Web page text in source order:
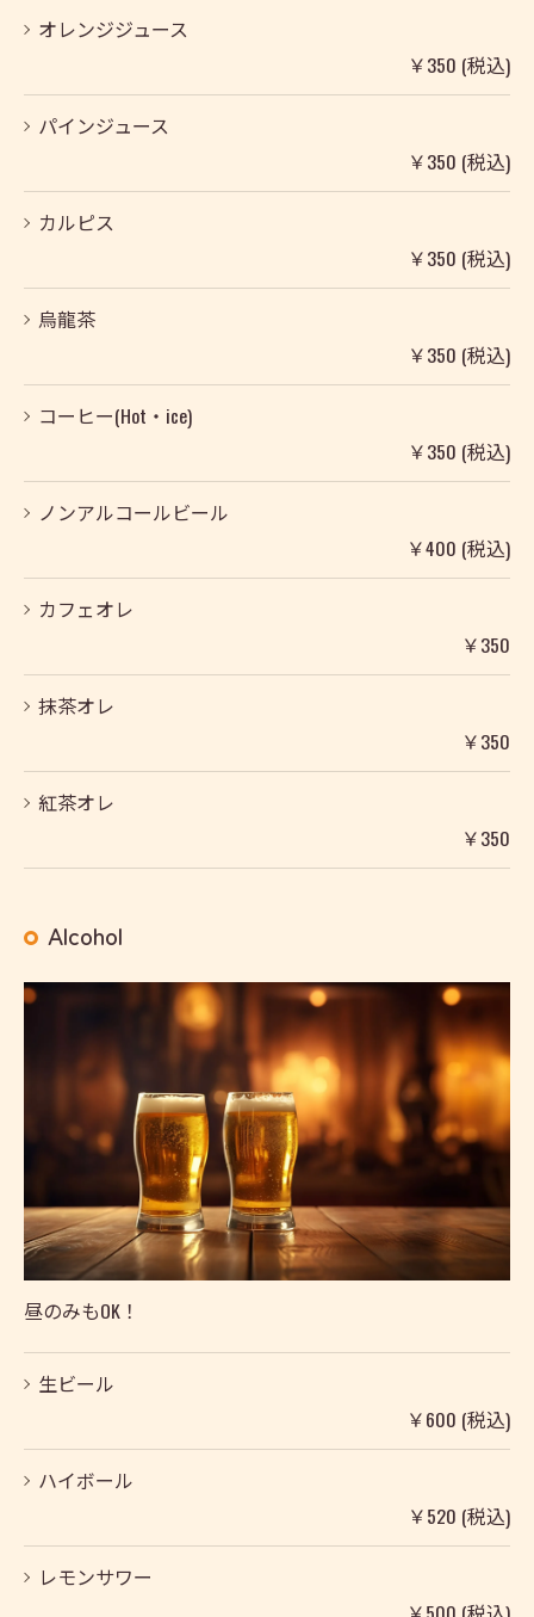
オレンジジュース
￥350 (税込)
パインジュース
￥350 (税込)
カルピス
￥350 (税込)
烏龍茶
￥350 (税込)
コーヒー(Hot・ice)
￥350 (税込)
ノンアルコールビール
￥400 (税込)
カフェオレ
￥350
抹茶オレ
￥350
紅茶オレ
￥350
Alcohol
昼のみもOK！
生ビール
￥600 (税込)
ハイボール
￥520 (税込)
レモンサワー